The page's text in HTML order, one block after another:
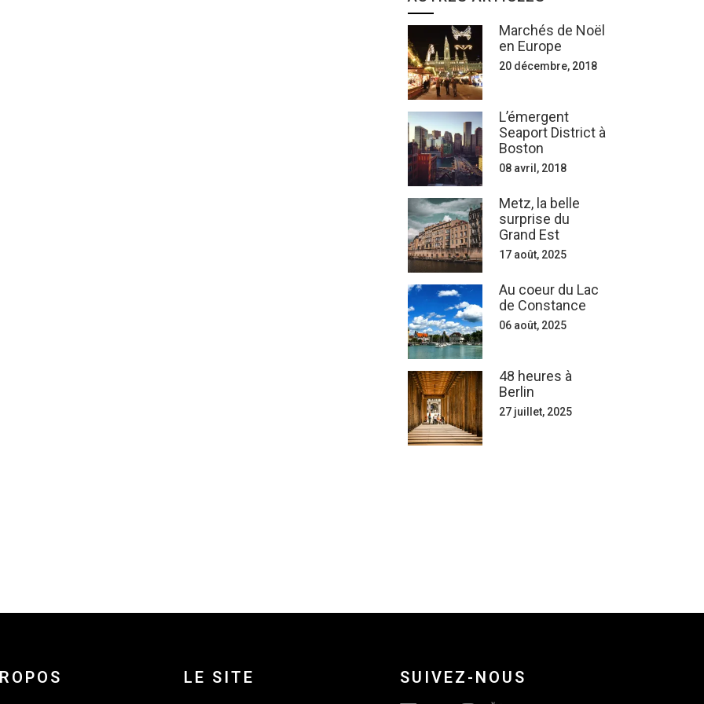
Marchés de Noël
en Europe
20 décembre, 2018
L’émergent
Seaport District à
Boston
08 avril, 2018
Metz, la belle
surprise du
Grand Est
17 août, 2025
Au coeur du Lac
de Constance
06 août, 2025
48 heures à
Berlin
27 juillet, 2025
LE SITE SUIVEZ-NOUS